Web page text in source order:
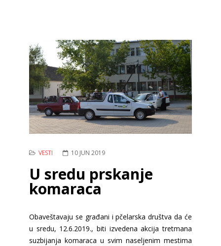
VESTI 10 JUN 2019
U sredu prskanje
komaraca
Obaveštavaju se građani i pčelarska društva da će
u sredu, 12.6.2019., biti izvedena akcija tretmana
suzbijanja komaraca u svim naseljenim mestima